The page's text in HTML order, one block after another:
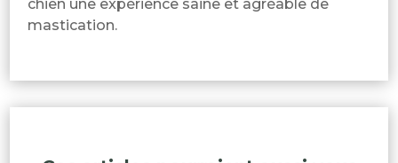
chien une expérience saine et agréable de
mastication.